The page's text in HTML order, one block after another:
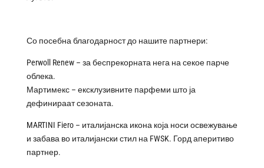
Со посебна благодарност до нашите партнери:
Perwoll Renew – за беспрекорната нега на секое парче
облека.
Мартимекс – ексклузивните парфеми што ја
дефинираат сезоната.
MARTINI Fiero – италијанска икона која носи освежување
и забава во италијански стил на FWSK. Горд аперитиво
партнер.